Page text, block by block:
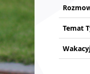
Temat